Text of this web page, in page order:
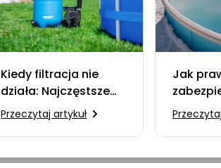
Kiedy filtracja nie
działa: Najczęstsze
usterki systemów
basenowych i jak je
naprawić
Przeczytaj artykuł
Jak
na
przed
dobrym